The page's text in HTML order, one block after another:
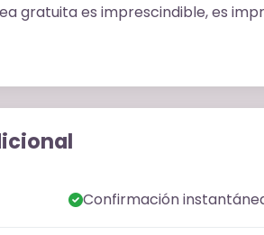
gratuita es imprescindible, es
Confirmación